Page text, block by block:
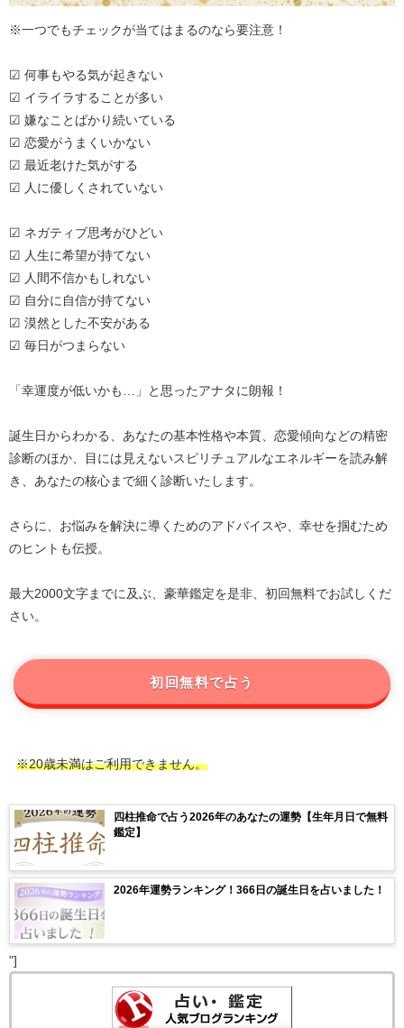
※一つでもチェックが当てはまるのなら要注意！
☑ 何事もやる気が起きない
☑ イライラすることが多い
☑ 嫌なことばかり続いている
☑ 恋愛がうまくいかない
☑ 最近老けた気がする
☑ 人に優しくされていない
☑ ネガティブ思考がひどい
☑ 人生に希望が持てない
☑ 人間不信かもしれない
☑ 自分に自信が持てない
☑ 漠然とした不安がある
☑ 毎日がつまらない
「幸運度が低いかも…」と思ったアナタに朗報！
誕生日からわかる、あなたの基本性格や本質、恋愛傾向などの精密
診断のほか、目には見えないスピリチュアルなエネルギーを読み解
き、あなたの核心まで細く診断いたします。
さらに、お悩みを解決に導くためのアドバイスや、幸せを掴むため
のヒントも伝授。
最大2000文字までに及ぶ、豪華鑑定を是非、初回無料でお試しくだ
さい。
初回無料で占う
※20歳未満はご利用できません。
四柱推命で占う2026年のあなたの運勢【生年月日で無料
鑑定】
2026年運勢ランキング！366日の誕生日を占いました！
"]